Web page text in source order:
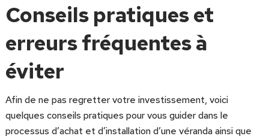
Conseils pratiques et
erreurs fréquentes à
éviter
Afin de ne pas regretter votre investissement, voici
quelques conseils pratiques pour vous guider dans le
processus d’achat et d’installation d’une véranda ainsi que